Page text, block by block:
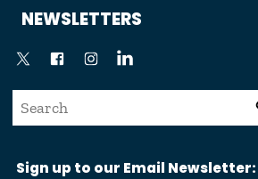
NEWSLETTERS
Sign up to our Email Newsletter: